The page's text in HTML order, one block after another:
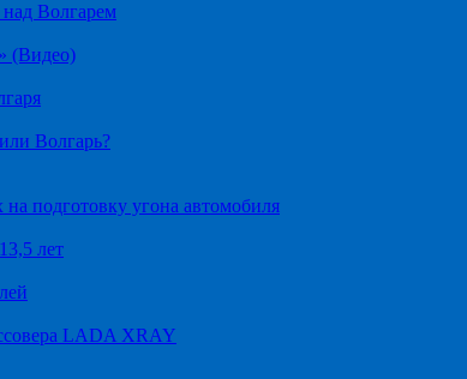
Волгарем
(Видео)
Волгарь?
подготовку угона автомобиля
лет
LADA XRAY